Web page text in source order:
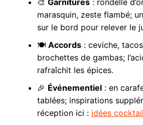
🎨 Garnitures: rondelle
marasquin, zeste flambé;
sur le bord pour relever le
🍽️ Accords: ceviche,
brochettes de gambas;
rafraîchit les épices.
🎉 Événementiel: en
tablées; inspirations
réception ici : idées